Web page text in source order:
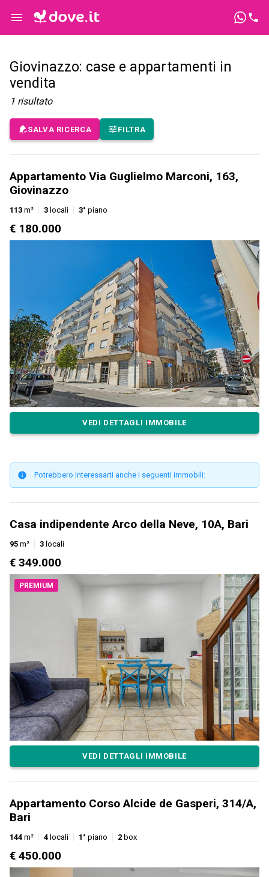
Giovinazzo: case e appartamenti in
vendita
1 risultato
SALVA RICERCA FILTRA
Appartamento Via Guglielmo Marconi, 163,
Giovinazzo
113 m² 3 locali 3° piano
€ 180.000
VEDI DETTAGLI IMMOBILE
Potrebbero interessarti anche i seguenti immobili:
Casa indipendente Arco della Neve, 10A, Bari
95 m² 3 locali
€ 349.000
PREMIUM
VEDI DETTAGLI IMMOBILE
Appartamento Corso Alcide de Gasperi, 314/A,
Bari
144 m² 4 locali 1° piano 2 box
€ 450.000